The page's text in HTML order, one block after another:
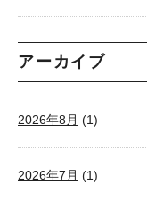
アーカイブ
2026年8月 (1)
2026年7月 (1)